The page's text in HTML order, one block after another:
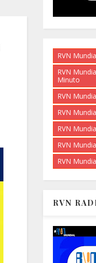
RVN
RVN
Minuto
RVN
RVN
RVN
RVN
RVN
RVN